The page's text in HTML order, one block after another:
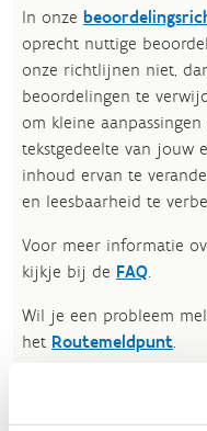
In onze
oprecht nuttige
onze richtlijnen niet,
beoordelingen te
om kleine
tekstgedeelte van jouw
inhoud ervan te
en leesbaarheid te
Voor meer informatie
kijkje bij de FAQ.
Wil je een probleem
het Routemeldpunt.